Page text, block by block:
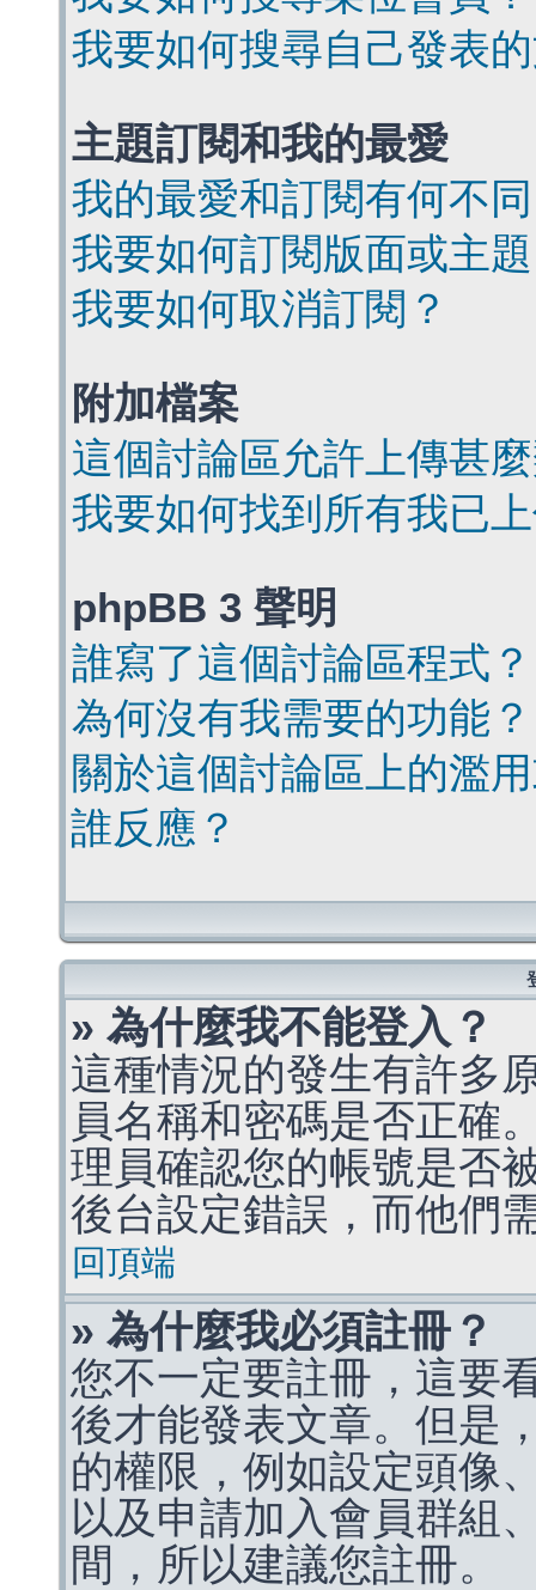
我要如何搜尋自己發表
主題訂閱和我的最愛
我的最愛和訂閱有何不
我要如何訂閱版面或主
我要如何取消訂閱？
附加檔案
這個討論區允許上傳甚
我要如何找到所有我已
phpBB 3 聲明
誰寫了這個討論區程式？
為何沒有我需要的功能？
關於這個討論區上的濫
誰反應？
» 為什麼我不能登入？
這種情況的發生有許多
員名稱和密碼是否正確
理員確認您的帳號是否
後台設定錯誤，而他們
回頂端
» 為什麼我必須註冊？
您不一定要註冊，這要
後才能發表文章。但是
的權限，例如設定頭像
以及申請加入會員群組
間，所以建議您註冊。